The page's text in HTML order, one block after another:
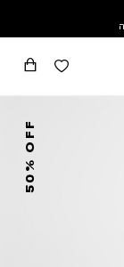
50% OFF